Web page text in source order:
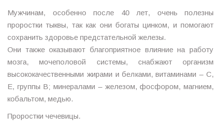
Мужчинам, особенно после 40 лет, очень полезны
проростки тыквы, так как они богаты цинком, и помогают
сохранить здоровье предстательной железы.
Они также оказывают благоприятное влияние на работу
мозга, мочеполовой системы, снабжают организм
высококачественными жирами и белками, витаминами – С,
Е, группы В; минералами – железом, фосфором, магнием,
кобальтом, медью.
Проростки чечевицы.